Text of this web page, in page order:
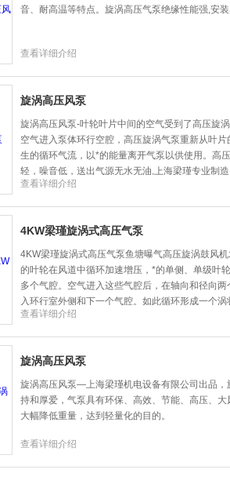
音、耐高温等特点。旋涡高压气泵绝缘性能强,安
查看详细介绍
旋涡高压风泵
旋涡高压风泵-叶轮叶片中间的空气受到了高压旋
空气进入泵体环行空腔，高压旋涡气泵重新从叶
生的循环气流，以*的能量离开气泵以供使用。高
轻，噪音低，送出气源无水无油,上海梁瑾专业制造
查看详细介绍
4KW梁瑾旋涡式高压气泵
4KW梁瑾旋涡式高压气泵鱼塘曝气高压旋涡鼓风
的叶轮在风道中循环加速增压，*的单侧、单级叶
多个气腔。空气进入这些气腔后，在轴向和径向
入环行室外侧和下一个气腔。如此循环形成一个涡
查看详细介绍
旋涡高压风泵
旋涡高压风泵—上海梁瑾机电设备有限公司出品
持和厚爱，气泵具有环保、高效、节能、高压、
大幅降低重量，达到轻量化的目的。
查看详细介绍